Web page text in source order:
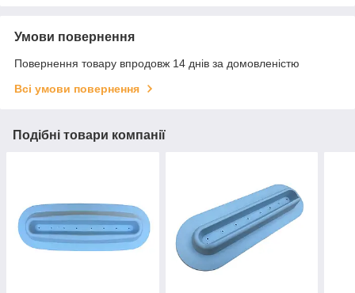
Умови повернення
Повернення товару впродовж 14 днів за домовленістю
Всі умови повернення
Подібні товари компанії